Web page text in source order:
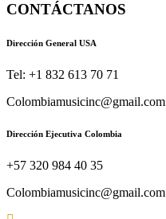
CONTÁCTANOS
Dirección General USA
Tel: +1 832 613 70 71
Colombiamusicinc@gmail.com
Dirección Ejecutiva Colombia
+57 320 984 40 35
Colombiamusicinc@gmail.com